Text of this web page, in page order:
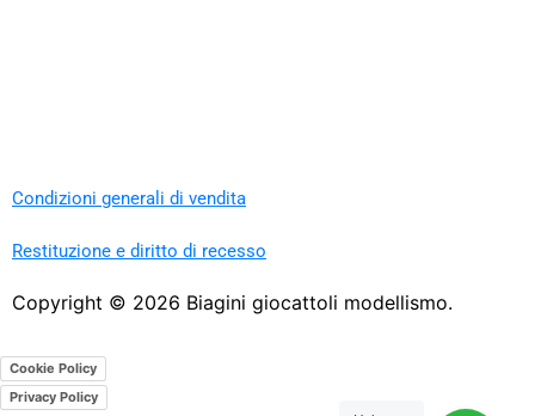
Condizioni generali di vendita
Restituzione e diritto di recesso
Copyright © 2026 Biagini giocattoli modellismo.
Cookie Policy
Privacy Policy